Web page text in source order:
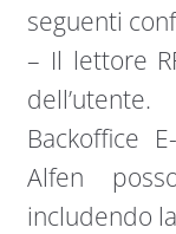
seguenti
– Il lettore
dell’utente.
Backoffice
Alfen
includendo